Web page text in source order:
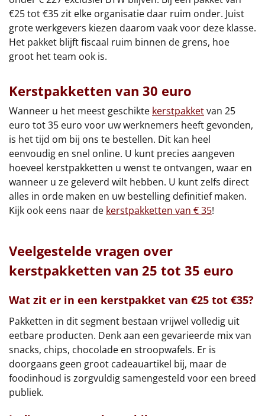
€25 tot €35 zit elke organisatie daar ruim onder. Juist
grote werkgevers kiezen daarom vaak voor deze klasse.
Het pakket blijft fiscaal ruim binnen de grens, hoe
groot het team ook is.
Kerstpakketten van 30 euro
Wanneer u het meest geschikte kerstpakketvan 25
euro tot 35 euro voor uw werknemers heeft gevonden,
is het tijd om bij ons te bestellen. Dit kan heel
eenvoudig en snel online. U kunt precies aangeven
hoeveel kerstpakketten u wenst te ontvangen, waar en
wanneer u ze geleverd wilt hebben. U kunt zelfs direct
alles in orde maken en uw bestelling definitief maken.
Kijk ook eens naar de kerstpakketten van € 35!
Veelgestelde vragen over
kerstpakketten van 25 tot 35 euro
Wat zit er in een kerstpakket van €25 tot €35?
Pakketten in dit segment bestaan vrijwel volledig uit
eetbare producten. Denk aan een gevarieerde mix van
snacks, chips, chocolade en stroopwafels. Er is
doorgaans geen groot cadeauartikel bij, maar de
foodinhoud is zorgvuldig samengesteld voor een breed
publiek.